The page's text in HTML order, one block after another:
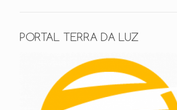
PORTAL TERRA DA LUZ